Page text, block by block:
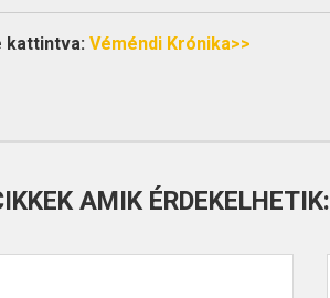
kattintva: Véméndi Krónika>>
AMIK ÉRDEKELHETIK: